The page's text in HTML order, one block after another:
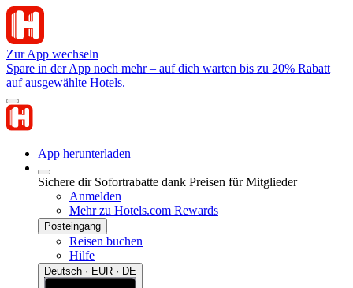
Zur App wechseln
Spare in der App noch mehr – auf dich warten bis zu 20% Rabatt
auf ausgewählte Hotels.
App herunterladen
Sichere dir Sofortrabatte dank Preisen für Mitglieder
Anmelden
Mehr zu Hotels.com Rewards
Posteingang
Reisen buchen
Hilfe
Deutsch · EUR · DE